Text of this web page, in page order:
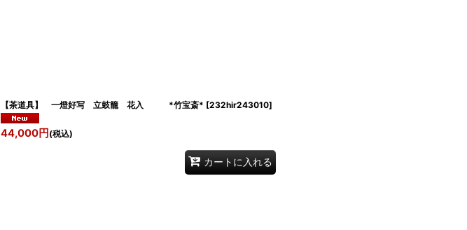
【茶道具】 一燈好写 立鼓籠 花入 *竹宝斎* [232hir243010]
44,000円 (税込)
カートに入れる